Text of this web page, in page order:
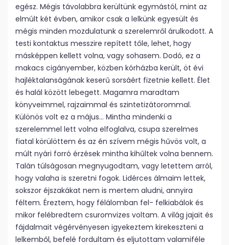
egész. Mégis távolabbra kerültünk egymástól, mint az
elmúlt két évben, amikor csak a lelkünk egyesült és
mégis minden mozdulatunk a szerelemről árulkodott. A
testi kontaktus messzire repített tőle, lehet, hogy
másképpen kellett volna, vagy sohasem. Dodó, ez a
makacs cigányember, közben kórházba került, öt évi
hajléktalanságának keserű sorsáért fizetnie kellett. Élet
és halál között lebegett. Magamra maradtam
könyveimmel, rajzaimmal és szintetizátorommal.
Különös volt ez a május… Mintha mindenki a
szerelemmel lett volna elfoglalva, csupa szerelmes
fiatal körülöttem és az én szívem mégis hűvös volt, a
múlt nyári forró érzések mintha kihűltek volna bennem.
Talán túlságosan megnyugodtam, vagy letettem arról,
hogy valaha is szeretni fogok. Lidérces álmaim lettek,
sokszor éjszakákat nem is mertem aludni, annyira
féltem. Éreztem, hogy félálomban fel- felkiabálok és
mikor felébredtem csuromvizes voltam. A világ jajait és
fájdalmait végérvényesen igyekeztem kirekeszteni a
lelkemből, befelé fordultam és eljutottam valamiféle